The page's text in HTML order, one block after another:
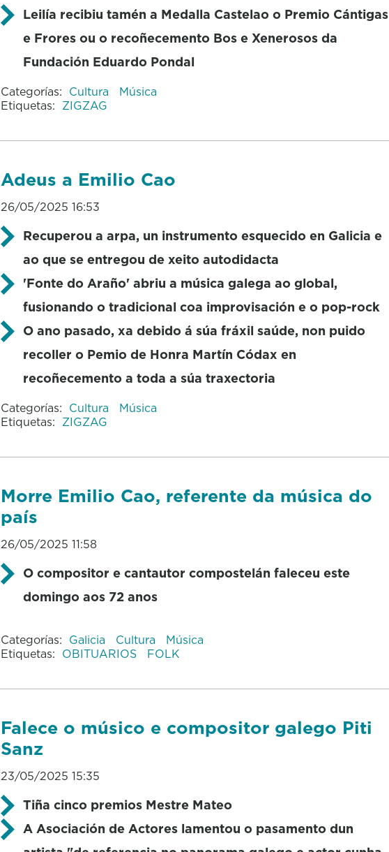
Leilía recibiu tamén a Medalla Castelao o Premio Cántigas
e Frores ou o recoñecemento Bos e Xenerosos da
Fundación Eduardo Pondal
Categorías: Cultura
Música
Etiquetas: ZIGZAG
Adeus a Emilio Cao
26/05/2025 16:53
Recuperou a arpa, un instrumento esquecido en Galicia e
ao que se entregou de xeito autodidacta
'Fonte do Araño' abriu a música galega ao global,
fusionando o tradicional coa improvisación e o pop-rock
O ano pasado, xa debido á súa fráxil saúde, non puido
recoller o Pemio de Honra Martín Códax en
recoñecemento a toda a súa traxectoria
Categorías: Cultura
Música
Etiquetas: ZIGZAG
Morre Emilio Cao, referente da música do
país
26/05/2025 11:58
O compositor e cantautor compostelán faleceu este
domingo aos 72 anos
Categorías: Galicia Cultura
Música
Etiquetas: OBITUARIOS FOLK
Falece o músico e compositor galego Piti
Sanz
23/05/2025 15:35
Tiña cinco premios Mestre Mateo
A Asociación de Actores lamentou o pasamento dun